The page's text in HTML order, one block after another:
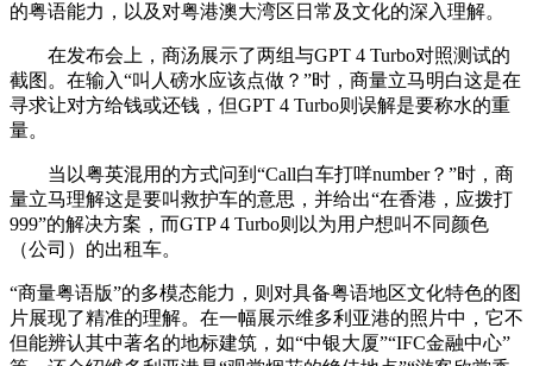
的粤语能力，以及对粤港澳大湾区日常及文化的深入理解。
在发布会上，商汤展示了两组与GPT 4 Turbo对照测试的
截图。在输入“叫人磅水应该点做？”时，商量立马明白这是在
寻求让对方给钱或还钱，但GPT 4 Turbo则误解是要称水的重
量。
当以粤英混用的方式问到“Call白车打咩number？”时，商
量立马理解这是要叫救护车的意思，并给出“在香港，应拨打
999”的解决方案，而GTP 4 Turbo则以为用户想叫不同颜色
（公司）的出租车。
“商量粤语版”的多模态能力，则对具备粤语地区文化特色的图
片展现了精准的理解。在一幅展示维多利亚港的照片中，它不
但能辨认其中著名的地标建筑，如“中银大厦”“IFC金融中心”